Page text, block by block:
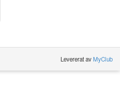
Levererat avMyClub